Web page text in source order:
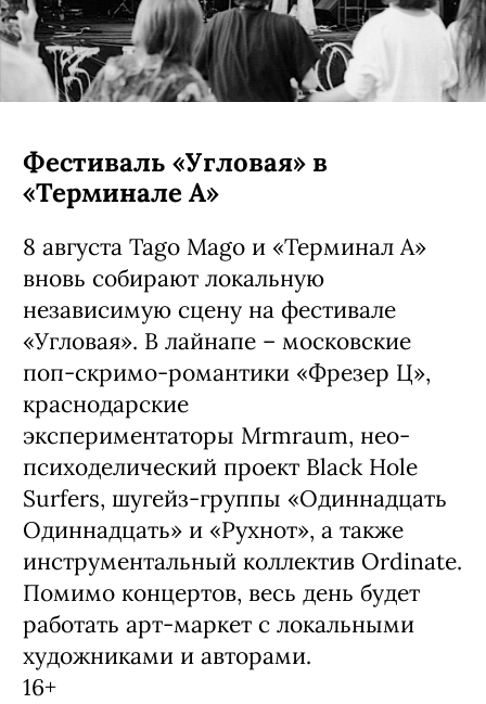
Фестиваль «Угловая» в
«Терминале А»
8 августа Tago Mago и «Терминал А»
вновь собирают локальную
независимую сцену на фестивале
«Угловая». В лайнапе – московские
поп-скримо-романтики «Фрезер Ц»,
краснодарские
экспериментаторы Mrmraum, нео-
психоделический проект Black Hole
Surfers, шугейз-группы «Одиннадцать
Одиннадцать» и «Рухнот», а также
инструментальный коллектив Ordinate.
Помимо концертов, весь день будет
работать арт-маркет с локальными
художниками и авторами.
16+